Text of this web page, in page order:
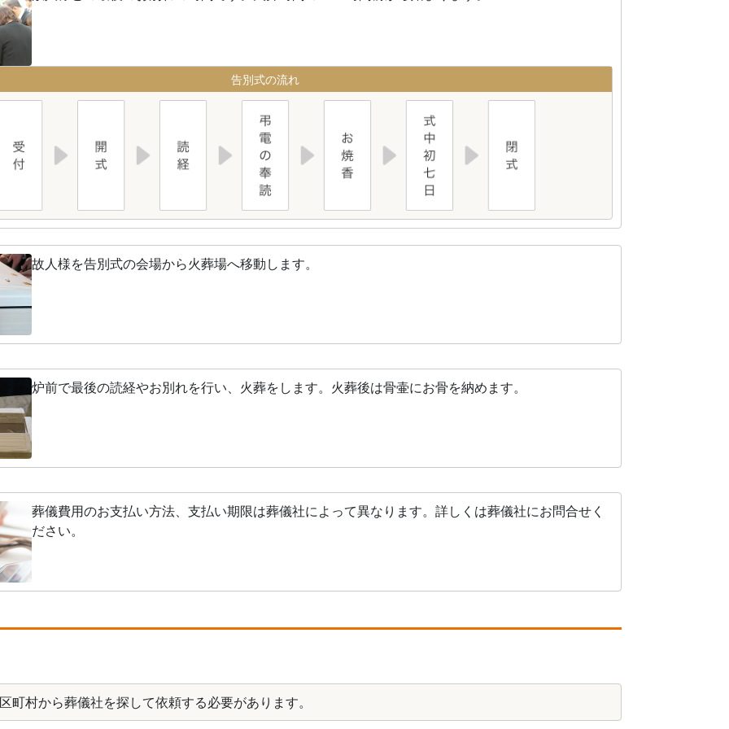
告別式の流れ
故人様を告別式の会場から火葬場へ移動します。
炉前で最後の読経やお別れを行い、火葬をします。火葬後は骨壷にお骨を納めます。
葬儀費用のお支払い方法、支払い期限は葬儀社によって異なります。詳しくは葬儀社にお問合せく
ださい。
村から葬儀社を探して依頼する必要があります。